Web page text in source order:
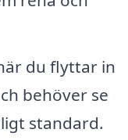
du flyttar in
behöver se
standard.